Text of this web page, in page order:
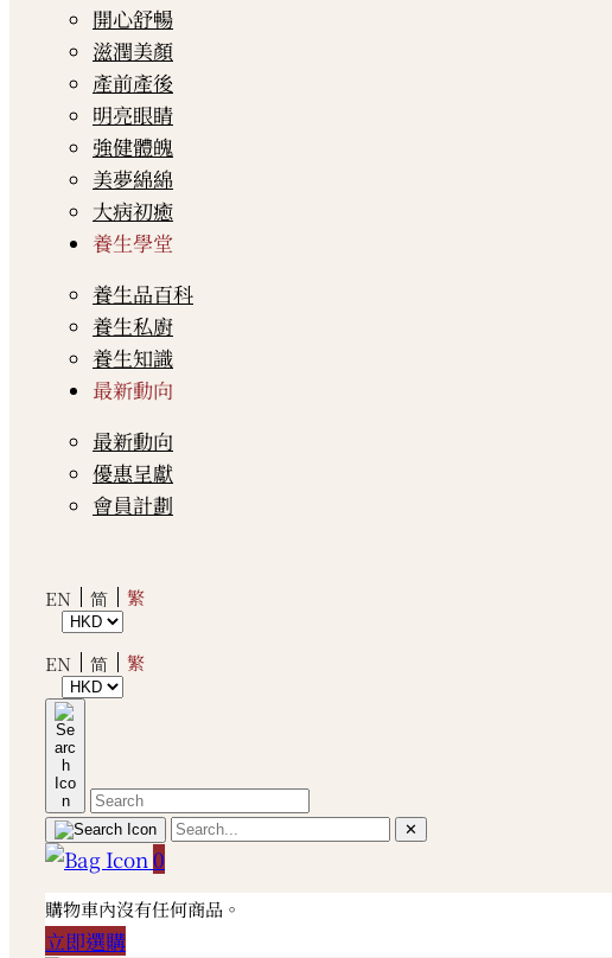
開心舒暢
滋潤美顏
產前產後
明亮眼睛
強健體魄
美夢綿綿
大病初癒
養生學堂
養生品百科
養生私廚
養生知識
最新動向
最新動向
優惠呈獻
會員計劃
EN 简 繁
EN 简 繁
✕
0
購物車內沒有任何商品。
立即選購